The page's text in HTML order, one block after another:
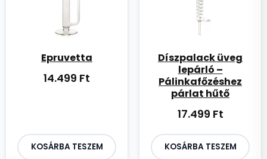
Epruvetta
14.499 Ft
KOSÁRBA TESZEM
Díszpalack üveg
lepárló –
Pálinkafőzéshez
párlat hűtő
17.499 Ft
KOSÁRBA TESZEM